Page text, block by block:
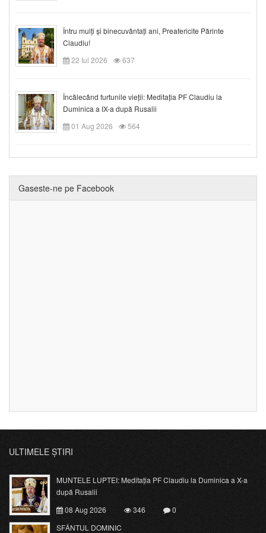
Întru mulți și binecuvântați ani, Preafericite Părinte
Claudiu!
22 Iul 2026
637
Încălecând furtunile vieții: Meditația PF Claudiu la
Duminica a IX-a după Rusalii
01 Aug 2026
564
Gaseste-ne pe Facebook
ULTIMELE ȘTIRI
MUNTELE LUPTEI: Meditația PF Claudiu la Duminica a X-a
după Rusalii
08 Aug 2026
346
0
SFÂNTUL DOMINIC